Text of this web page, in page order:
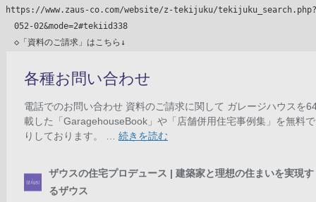
https://www.zaus-co.com/website/z-tekijuku/
052-02&mode=2#tekiid338